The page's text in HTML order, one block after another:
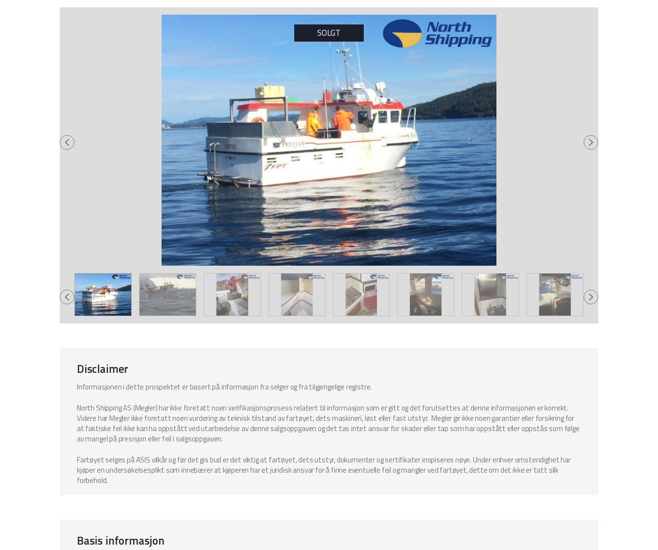
SOLGT
Disclaimer
Informasjonen i dette prospektet er basert på informasjon fra selger og fra tilgjengelige registre.
North Shipping AS (Megler) har ikke foretatt noen verifikasjonsprosess relatert til informasjon som er gitt og det forutsettes at denne informasjonen er korrekt.
Videre har Megler ikke foretatt noen vurdering av teknisk tilstand av fartøyet, dets maskineri, løst eller fast utstyr. Megler gir ikke noen garantier eller forsikring for
at faktiske feil ikke kan ha oppstått ved utarbeidelse av denne salgsoppgaven og det tas intet ansvar for skader eller tap som har oppstått eller oppstås som følge
av mangel på presisjon eller feil i salgsoppgaven.
Fartøyet selges på ASIS vilkår og før det gis bud er det viktig at fartøyet, dets utstyr, dokumenter og sertifikater inspiseres nøye. Under enhver omstendighet har
kjøper en undersøkelsesplikt som innebærer at kjøperen har et juridisk ansvar for å finne eventuelle feil og mangler ved fartøyet, dette om det ikke er tatt slik
forbehold.
Basis informasjon